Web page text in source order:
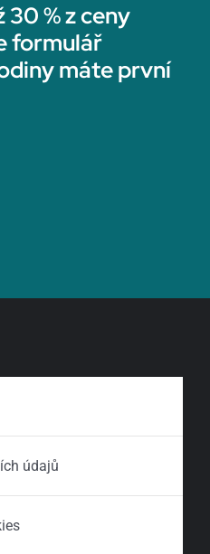
% z ceny
formulář
máte první
údajů